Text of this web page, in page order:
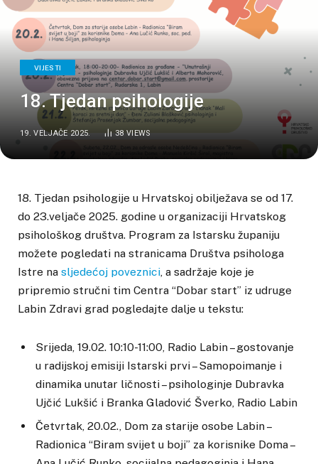
VIJESTI
18. Tjedan psihologije
19. VELJAČE 2025. 38 VIEWS
18. Tjedan psihologije u Hrvatskoj obilježava se od 17.
do 23.veljače 2025. godine u organizaciji Hrvatskog
psihološkog društva. Program za Istarsku županiju
možete pogledati na stranicama Društva psihologa
Istre na sljedećoj poveznici, a sadržaje koje je
pripremio stručni tim Centra “Dobar start” iz udruge
Labin Zdravi grad pogledajte dalje u tekstu:
Srijeda, 19.02. 10:10-11:00, Radio Labin – gostovanje
u radijskoj emisiji Istarski prvi – Samopoimanje i
dinamika unutar ličnosti – psihologinje Dubravka
Ujčić Lukšić i Branka Gladović Šverko, Radio Labin
Četvrtak, 20.02., Dom za starije osobe Labin –
Radionica “Biram svijet u boji” za korisnike Doma –